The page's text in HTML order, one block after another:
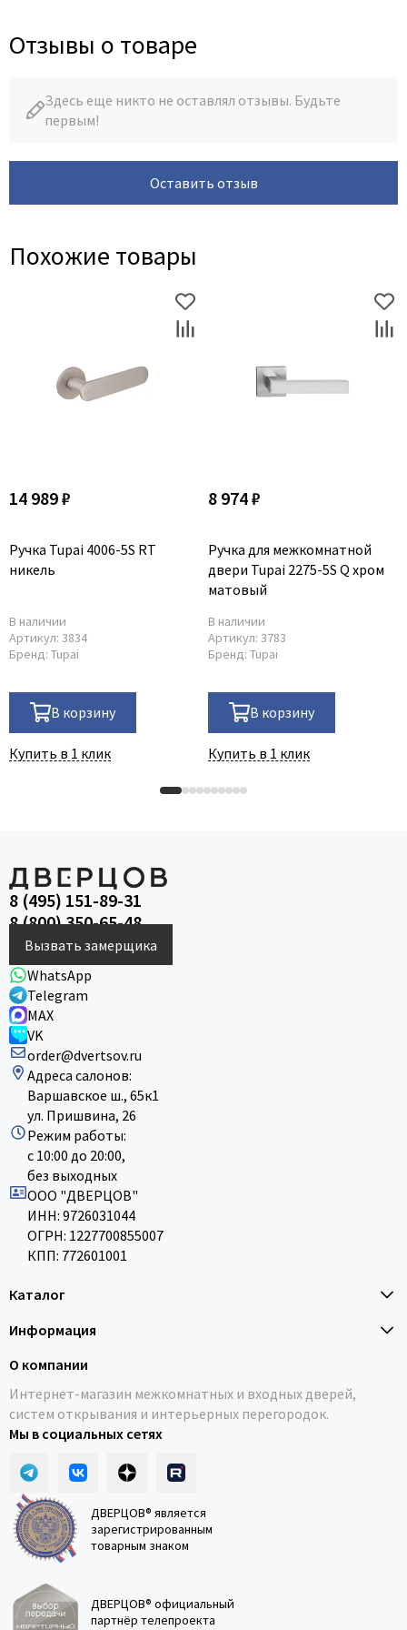
Line Doors
Luxor
Milyana
Optima Porte
Portika
Protector
STR
Torex
Uberture
Valcomp
Verum
Viporte
Zadoor
Отзывы о товаре
Здесь еще никто не оставлял отзывы. Будьте
первым!
Оставить отзыв
Похожие товары
14 989 ₽
Ручка Tupai 4006-5S RT
никель
В наличии
Артикул: 3834
Бренд: Tupai
В корзину
Купить в 1 клик
8 974 ₽
Ручка для межкомнатной
двери Tupai 2275-5S Q хром
матовый
В наличии
Артикул: 3783
Бренд: Tupai
В корзину
Купить в 1 клик
8 (495) 151-89-31
8 (800) 350-65-48
Вызвать замерщика
WhatsApp
Telegram
MAX
VK
order@dvertsov.ru
Адреса салонов:
Варшавское ш., 65к1
ул. Пришвина, 26
Режим работы:
с 10:00 до 20:00,
без выходных
ООО "ДВЕРЦОВ"
ИНН: 9726031044
ОГРН: 1227700855007
КПП: 772601001
Каталог
Информация
О компании
Интернет-магазин межкомнатных и входных дверей,
систем открывания и интерьерных перегородок.
Мы в социальных сетях
ДВЕРЦОВ® является
зарегистрированным
товарным знаком
ДВЕРЦОВ® официальный
партнёр телепроекта